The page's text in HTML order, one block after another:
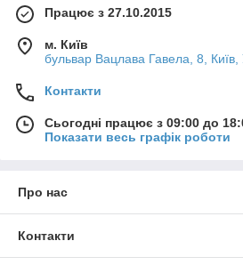
Працює з 27.10.2015
м. Київ
бульвар Вацлава Гавела, 8, Київ,
Контакти
Сьогодні працює з 09:00 до
Показати весь графік роботи
Про нас
Контакти